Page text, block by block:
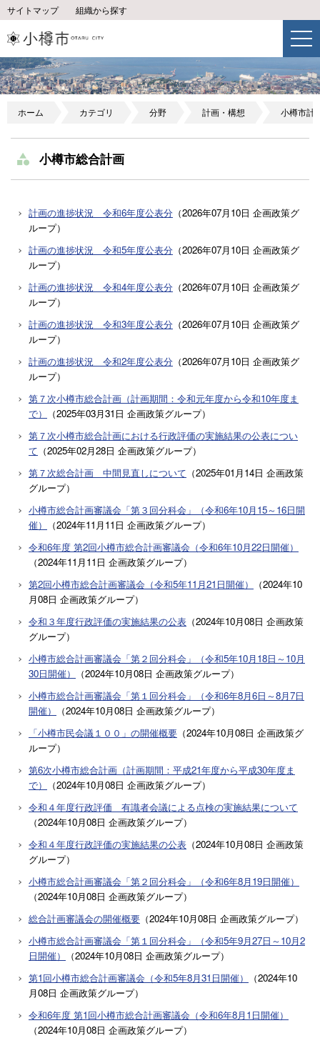
サイトマップ 組織から探す
ホーム カテゴリ 分野 計画・構想 小樽市計
小樽市総合計画
計画の進捗状況 令和6年度公表分 （2026年07月10日 企画政策グ
ループ）
計画の進捗状況 令和5年度公表分 （2026年07月10日 企画政策グ
ループ）
計画の進捗状況 令和4年度公表分 （2026年07月10日 企画政策グ
ループ）
計画の進捗状況 令和3年度公表分 （2026年07月10日 企画政策グ
ループ）
計画の進捗状況 令和2年度公表分 （2026年07月10日 企画政策グ
ループ）
第７次小樽市総合計画（計画期間：令和元年度から令和10年度ま
で）
（2025年03月31日 企画政策グループ）
第７次小樽市総合計画における行政評価の実施結果の公表につい
て （2025年02月28日 企画政策グループ）
第７次総合計画 中間見直しについて （2025年01月14日 企画政策
グループ）
小樽市総合計画審議会「第３回分科会」（令和6年10月15～16日開
催）
（2024年11月11日 企画政策グループ）
令和6年度 第2回小樽市総合計画審議会（令和6年10月22日開催）
（2024年11月11日 企画政策グループ）
第2回小樽市総合計画審議会（令和5年11月21日開催）
（2024年10
月08日 企画政策グループ）
令和３年度行政評価の実施結果の公表 （2024年10月08日 企画政策
グループ）
小樽市総合計画審議会「第２回分科会」（令和5年10月18日～10月
30日開催）
（2024年10月08日 企画政策グループ）
小樽市総合計画審議会「第１回分科会」（令和6年8月6日～8月7日
開催）
（2024年10月08日 企画政策グループ）
「小樽市民会議１００」の開催概要 （2024年10月08日 企画政策グ
ループ）
第6次小樽市総合計画（計画期間：平成21年度から平成30年度ま
で）
（2024年10月08日 企画政策グループ）
令和４年度行政評価 有識者会議による点検の実施結果について
（2024年10月08日 企画政策グループ）
令和４年度行政評価の実施結果の公表 （2024年10月08日 企画政策
グループ）
小樽市総合計画審議会「第２回分科会」（令和6年8月19日開催）
（2024年10月08日 企画政策グループ）
総合計画審議会の開催概要 （2024年10月08日 企画政策グループ）
小樽市総合計画審議会「第１回分科会」（令和5年9月27日～10月2
日開催）
（2024年10月08日 企画政策グループ）
第1回小樽市総合計画審議会（令和5年8月31日開催）
（2024年10
月08日 企画政策グループ）
令和6年度 第1回小樽市総合計画審議会（令和6年8月1日開催）
（2024年10月08日 企画政策グループ）